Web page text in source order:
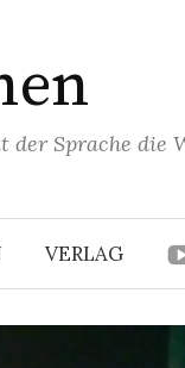
Sprache die
VERLAG